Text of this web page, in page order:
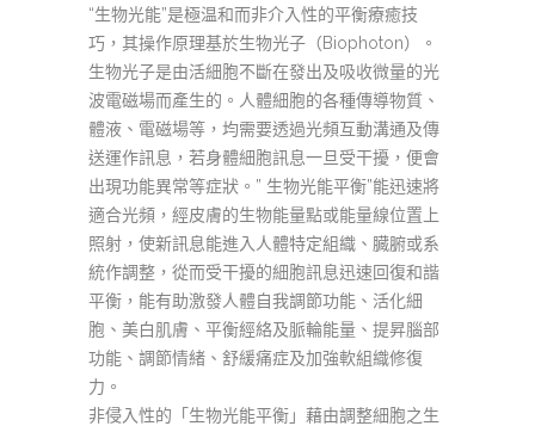
“生物光能”是極温和而非介入性的平衡療癒技
巧，其操作原理基於生物光子（Biophoton）。
生物光子是由活細胞不斷在發出及吸收微量的光
波電磁場而產生的。人體細胞的各種傳導物質、
體液、電磁場等，均需要透過光頻互動溝通及傳
送運作訊息，若身體細胞訊息一旦受干擾，便會
出現功能異常等症狀。” 生物光能平衡”能迅速將
適合光頻，經皮膚的生物能量點或能量線位置上
照射，使新訊息能進入人體特定組織、臓腑或系
統作調整，從而受干擾的細胞訊息迅速回復和諧
平衡，能有助激發人體自我調節功能、活化細
胞、美白肌膚、平衡經絡及脈輪能量、提昇腦部
功能、調節情緒、舒緩痛症及加強軟組織修復
力。
非侵入性的「生物光能平衡」藉由調整細胞之生